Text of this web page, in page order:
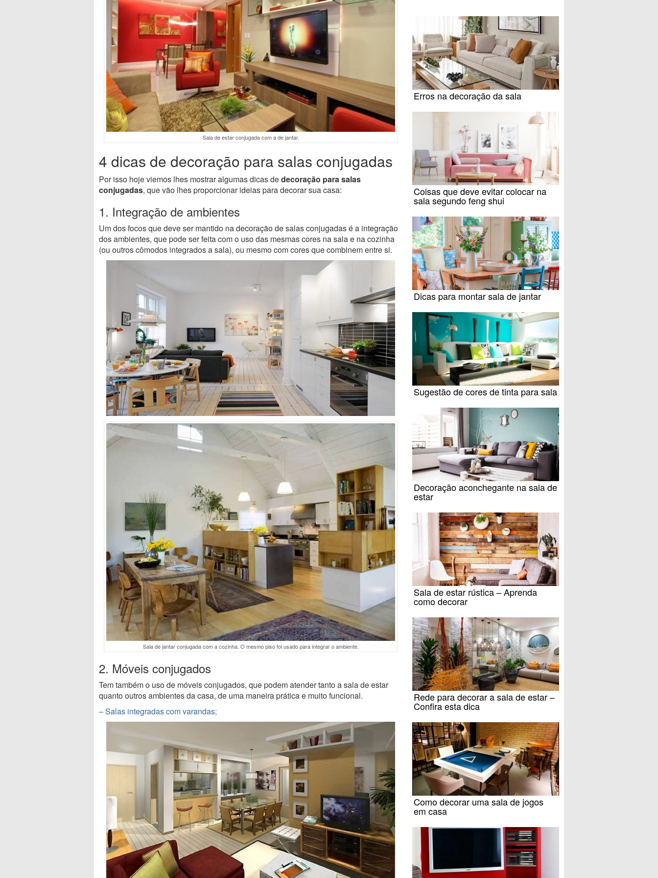
Sala de estar conjugada com a de jantar.
4 dicas de decoração para salas conjugadas
Por isso hoje viemos lhes mostrar algumas dicas dedecoração para salas
conjugadas, que vão lhes proporcionar ideias para decorar sua casa:
1. Integração de ambientes
Um dos focos que deve ser mantido na decoração de salas conjugadas é a integração
dos ambientes, que pode ser feita com o uso das mesmas cores na sala e na cozinha
(ou outros cômodos integrados a sala), ou mesmo com cores que combinem entre si.
Sala de jantar conjugada com a cozinha. O mesmo piso foi usado para integrar o ambiente.
2. Móveis conjugados
Tem também o uso de móveis conjugados, que podem atender tanto a sala de estar
quanto outros ambientes da casa, de uma maneira prática e muito funcional.
– Salas integradas com varandas;
Erros na decoração da sala
Coisas que deve evitar colocar na
sala segundo feng shui
Dicas para montar sala de jantar
Sugestão de cores de tinta para sala
Decoração aconchegante na sala de
estar
Sala de estar rústica – Aprenda
como decorar
Rede para decorar a sala de estar –
Confira esta dica
Como decorar uma sala de jogos
em casa